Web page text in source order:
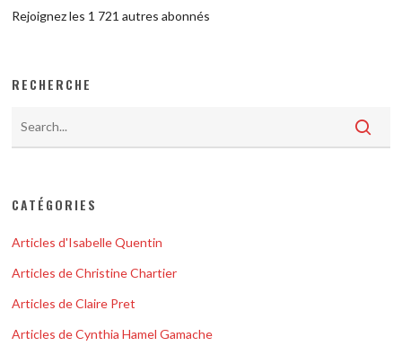
Rejoignez les 1 721 autres abonnés
RECHERCHE
CATÉGORIES
Articles d'Isabelle Quentin
Articles de Christine Chartier
Articles de Claire Pret
Articles de Cynthia Hamel Gamache